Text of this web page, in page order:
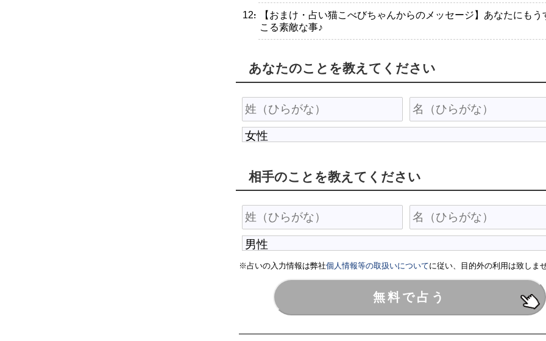
・【おまけ・占い猫こべびちゃんからのメッセージ】あなたにもう
こる素敵な事♪
あなたのことを教えてください
相手のことを教えてください
※占いの入力情報は弊社個人情報等の取扱いについてに従い、目的外の利用は致しま